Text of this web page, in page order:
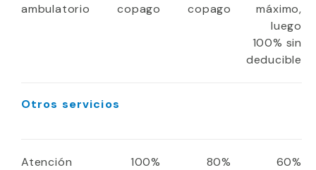
ambulatorio
copago
copago
máximo,
luego
100% sin
deducible
Otros servicios
Atención
100%
80%
60%